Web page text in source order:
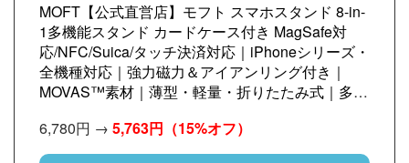
MOFT【公式直営店】モフト スマホスタンド 8-in-
1多機能スタンド カードケース付き MagSafe対
応/NFC/Suica/タッチ決済対応｜iPhoneシリーズ・
全機種対応｜強力磁力＆アイアンリング付き｜
MOVAS™素材｜薄型・軽量・折りたたみ式｜多角
ウェブ会議・ドラマ鑑賞・記録撮影・旅行に最適
（カード収納）
6,780円 → 5,763円 （15%オフ）